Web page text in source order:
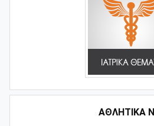
ΑΘΛΗΤΙΚΆ